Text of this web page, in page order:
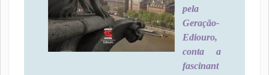
pela
Geração-
Ediouro,
conta a
fascinant